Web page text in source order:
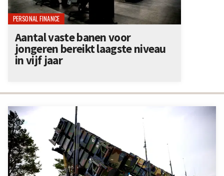
PERSONAL FINANCE
Aantal vaste banen voor
jongeren bereikt laagste niveau
in vijf jaar